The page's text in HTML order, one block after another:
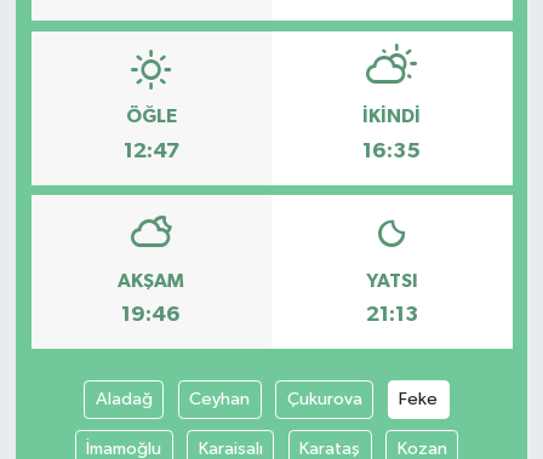
ÖĞLE
12:47
İKINDI
16:35
AKŞAM
19:46
YATSI
21:13
Aladağ Ceyhan Çukurova Feke
İmamoğlu Karaisalı Karataş Kozan